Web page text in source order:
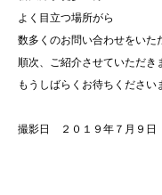
よく目立つ場所がら
数多くのお問い合わせをいた
順次、ご紹介させていただき
もうしばらくお待ちくださ
撮影日 ２０１９年７月９日